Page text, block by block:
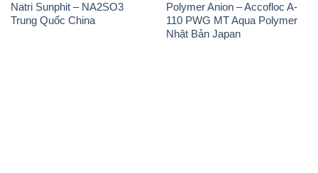
Natri Sunphit – NA2SO3
Trung Quốc China
Polymer Anion – Accofloc A-
110 PWG MT Aqua Polymer
Nhật Bản Japan